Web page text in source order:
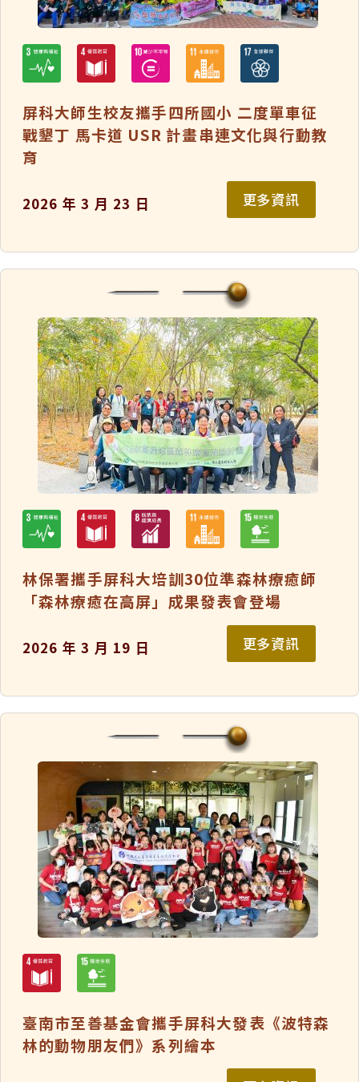
屏科大師生校友攜手四所國小 二度單車征
戰墾丁 馬卡道 USR 計畫串連文化與行動教
育
2026 年 3 月 23 日 更多資訊
林保署攜手屏科大培訓30位準森林療癒師
「森林療癒在高屏」成果發表會登場
2026 年 3 月 19 日 更多資訊
臺南市至善基金會攜手屏科大發表《波特森
林的動物朋友們》系列繪本